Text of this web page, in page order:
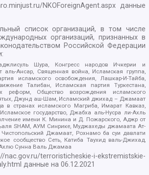
NKOForeignAgent.aspxданные
список организаций, в том числе
организаций, признанных в
Российской Федерации
Шура, Конгресс народов Ичкерии и
аль-Ансар, Священная война, Исламская группа,
исламского освобождения, Лашкар-И-Тайба,
Талибан, Исламская партия Туркестана,
реформ, Общество возрождения исламского
Джунд аш-Шам, Исламский джихад – Джамаат
в странах исламского Магриба, Имарат Кавказ,
государство, Джабха аль-Нусра ли-Ахль
имени К. Минина и Д. Пожарского, Аджр от
SHAM, АУМ Синрике, Муджахеды джамаата Ат-
Джамаат, Рохнамо ба суи давлати
сообщество Сеть, Катиба Таухид валь-Джихад,
Сунна Валь Джамаа
nac.gov.ru/terroristicheskie-i-ekstremistskie-
данные на06.12.2021